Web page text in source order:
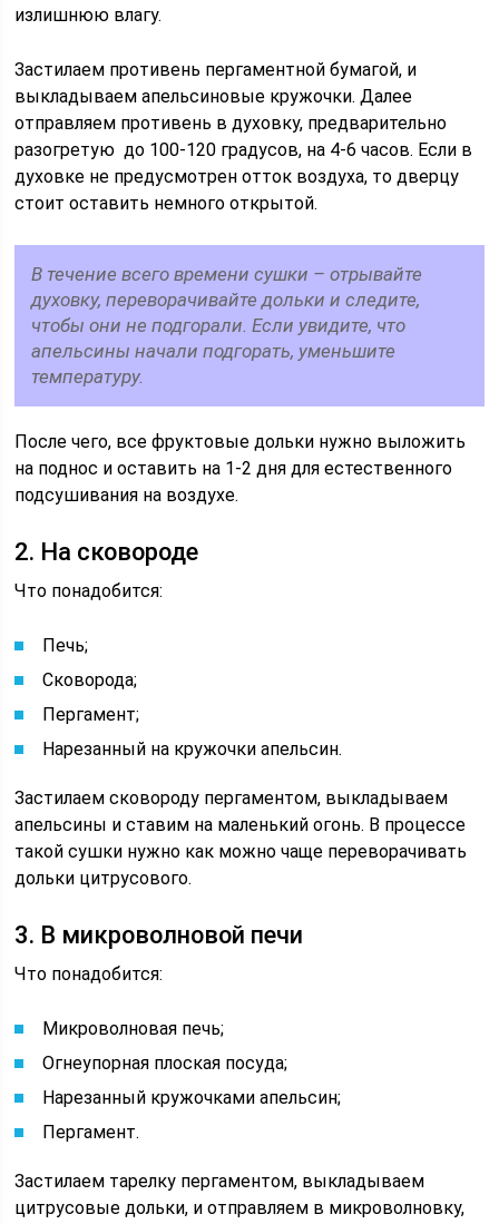
излишнюю влагу.
Застилаем противень пергаментной бумагой, и
выкладываем апельсиновые кружочки. Далее
отправляем противень в духовку, предварительно
разогретую до 100-120 градусов, на 4-6 часов. Если в
духовке не предусмотрен отток воздуха, то дверцу
стоит оставить немного открытой.
В течение всего времени сушки – отрывайте
духовку, переворачивайте дольки и следите,
чтобы они не подгорали. Если увидите, что
апельсины начали подгорать, уменьшите
температуру.
После чего, все фруктовые дольки нужно выложить
на поднос и оставить на 1-2 дня для естественного
подсушивания на воздухе.
2. На сковороде
Что понадобится:
Печь;
Сковорода;
Пергамент;
Нарезанный на кружочки апельсин.
Застилаем сковороду пергаментом, выкладываем
апельсины и ставим на маленький огонь. В процессе
такой сушки нужно как можно чаще переворачивать
дольки цитрусового.
3. В микроволновой печи
Что понадобится:
Микроволновая печь;
Огнеупорная плоская посуда;
Нарезанный кружочками апельсин;
Пергамент.
Застилаем тарелку пергаментом, выкладываем
цитрусовые дольки, и отправляем в микроволновку,